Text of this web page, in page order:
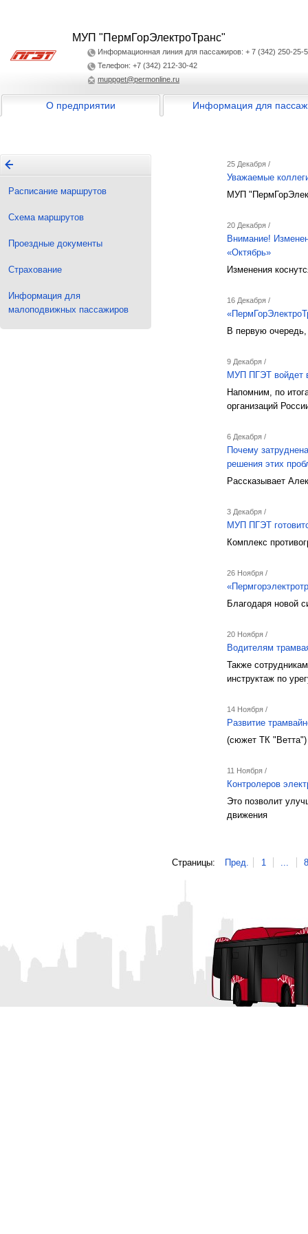
МУП "ПермГорЭлектроТранс"
Информационная линия для пассажиров: + 7 (342) 250-25-
Телефон: +7 (342) 212-30-42
muppget@permonline.ru
О предприятии Информация для
Расписание маршрутов
Схема маршрутов
Проездные документы
Страхование
Информация для
малоподвижных пассажиров
25 Декабря /
Уважаемые
МУП
20 Декабря /
Внимание!
«Октябрь»
Изменения
16 Декабря /
В первую
9 Декабря /
МУП ПГЭТ войдет
Напомним, по
организаций
6 Декабря /
Почему
решения этих
Рассказывает
3 Декабря /
МУП ПГЭТ
Комплекс
26 Ноября /
Благодаря новой
20 Ноября /
Водителям
Также
инструктаж по
14 Ноября /
Развитие
(сюжет ТК "Ветта")
11 Ноября /
Контролеров
Это позволит
движения
Страницы: Пред. 1